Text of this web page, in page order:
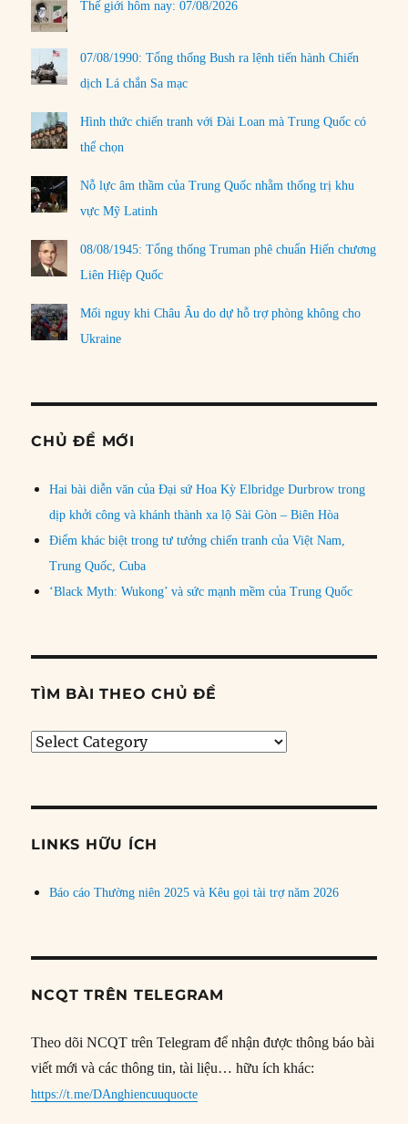
Thế giới hôm nay: 07/08/2026
07/08/1990: Tổng thống Bush ra lệnh tiến hành Chiến
dịch Lá chắn Sa mạc
Hình thức chiến tranh với Đài Loan mà Trung Quốc có
thể chọn
Nỗ lực âm thầm của Trung Quốc nhằm thống trị khu
vực Mỹ Latinh
08/08/1945: Tổng thống Truman phê chuẩn Hiến chương
Liên Hiệp Quốc
Mối nguy khi Châu Âu do dự hỗ trợ phòng không cho
Ukraine
CHỦ ĐỀ MỚI
Hai bài diễn văn của Đại sứ Hoa Kỳ Elbridge Durbrow trong
dịp khởi công và khánh thành xa lộ Sài Gòn – Biên Hòa
Điểm khác biệt trong tư tưởng chiến tranh của Việt Nam,
Trung Quốc, Cuba
‘Black Myth: Wukong’ và sức mạnh mềm của Trung Quốc
TÌM BÀI THEO CHỦ ĐỀ
Tìm
đề
LINKS HỮU ÍCH
Báo cáo Thường niên 2025 và Kêu gọi tài trợ năm 2026
NCQT TRÊN TELEGRAM
Theo dõi NCQT trên Telegram để nhận được thông báo bài
viết mới và các thông tin, tài liệu… hữu ích khác:
https://t.me/DAnghiencuuquocte